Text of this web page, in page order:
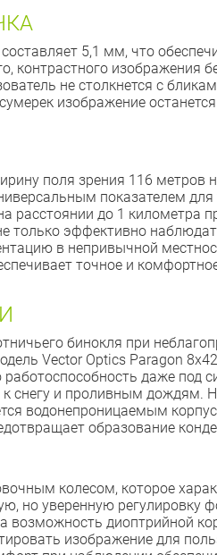
5,1 мм, что
контрастного изображения
не столкнется с
изображение
поля зрения 116 метров
показателем для
расстоянии до 1 километра
только эффективно
в непривычной
точное и
бинокля при
Vector Optics Paragon
работоспособность даже под
к снегу и проливным дождям.
водонепроницаемым
образование
колесом, которое
но уверенную регулировку
возможность диоптрийной
изображение для